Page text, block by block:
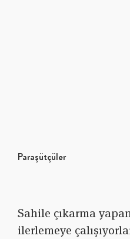
Paraşütçüler
Sahile çıkarma
ilerlemeye